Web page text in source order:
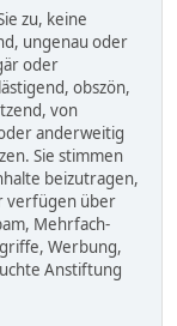
zu, keine
ungenau oder
oder
obszön,
von
anderweitig
Sie stimmen
beizutragen,
verfügen über
Mehrfach-
Werbung,
Anstiftung